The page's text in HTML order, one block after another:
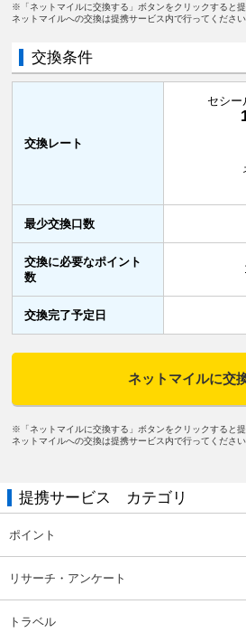
※「ネットマイルに交換する」ボタンをクリックすると
ネットマイルへの交換は提携サービス内で行ってください
交換条件
交換レート
セシー
最少交換口数
交換に必要なポイント
数
交換完了予定日
ネットマイルに交
※「ネットマイルに交換する」ボタンをクリックすると
ネットマイルへの交換は提携サービス内で行ってください
提携サービス カテゴリ
ポイント
リサーチ・アンケート
トラベル